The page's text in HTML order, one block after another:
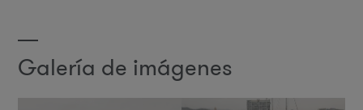
Galería de imágenes